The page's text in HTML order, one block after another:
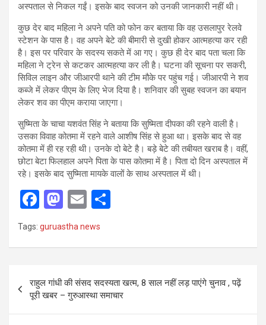
अस्पताल से निकल गईं। इसके बाद स्वजन को उनकी जानकारी नहीं थी।
कुछ देर बाद महिला ने अपने पति को फोन कर बताया कि वह उसलापुर रेलवे
स्टेशन के पास है। वह अपने बेटे की बीमारी से दुखी होकर आत्महत्या कर रही
है। इस पर परिवार के सदस्य सकते में आ गए। कुछ ही देर बाद पता चला कि
महिला ने ट्रेन से कटकर आत्महत्या कर ली है। घटना की सूचना पर सकरी,
सिविल लाइन और जीआरपी थाने की टीम मौके पर पहुंच गई। जीआरपी ने शव
कब्जे में लेकर पीएम के लिए भेज दिया है। शनिवार की सुबह स्वजन का बयान
लेकर शव का पीएम कराया जाएगा।
सुष्मिता के चाचा यशवंत सिंह ने बताया कि सुष्मिता दीपका की रहने वाली है।
उसका विवाह कोतमा में रहने वाले आशीष सिंह से हुआ था। इसके बाद से वह
कोतमा में ही रह रही थी। उनके दो बेटे है। बड़े बेटे की तबीयत खराब है। वहीं,
छोटा बेटा फिलहाल अपने पिता के पास कोतमा में है। पिता दो दिन अस्पताल में
रहे। इसके बाद सुष्मिता मायके वालों के साथ अस्पताल में थी।
F
ce
o
o
k
M
a
st
d
o
n
E
ail
Tags: guruastha news
navigation
राहुल गांधी की संसद सदस्यता खत्म, 8 साल नहीं लड़ पाएंगे चुनाव , पढ़ें
पूरी खबर – गुरुआस्था समाचार